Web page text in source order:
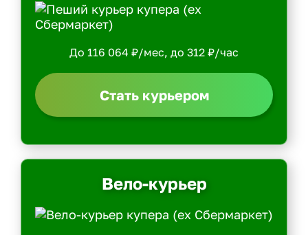
До 116 064 ₽/мес, до 312 ₽/час
Стать курьером
Вело-курьер